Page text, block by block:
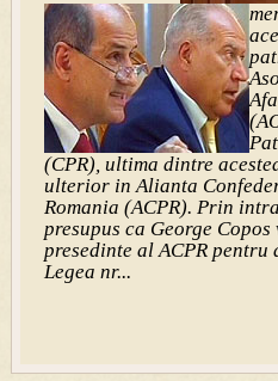
(CPR), ultima dintre
ulterior in Alianta
Romania (ACPR). Prin
presupus ca George
presedinte al ACPR
Legea nr...